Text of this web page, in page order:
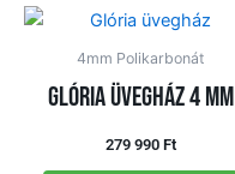
4mm Polikarbonát
Glória üvegház 4 mm
279 990 Ft